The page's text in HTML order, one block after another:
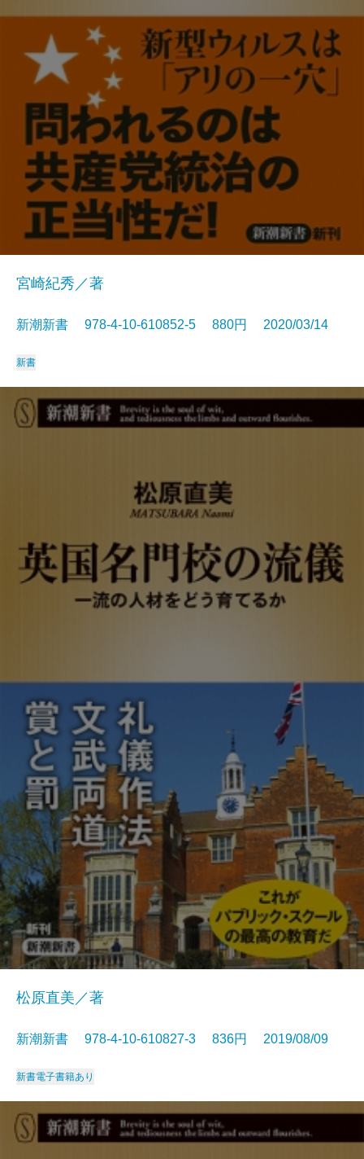
宮崎紀秀／著
新潮新書 978-4-10-610852-5 880円 2020/03/14
新書
松原直美／著
新潮新書 978-4-10-610827-3 836円 2019/08/09
新書電子書籍あり